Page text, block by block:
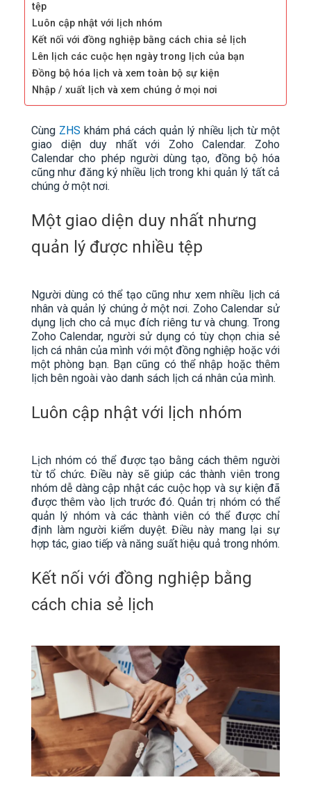
tệp
Luôn cập nhật với lịch nhóm
Kết nối với đồng nghiệp bằng cách chia sẻ lịch
Lên lịch các cuộc hẹn ngày trong lịch của bạn
Đồng bộ hóa lịch và xem toàn bộ sự kiện
Nhập / xuất lịch và xem chúng ở mọi nơi
Cùng ZHS khám phá cách quản lý nhiều lịch từ một
giao diện duy nhất với Zoho Calendar. Zoho
Calendar cho phép người dùng tạo, đồng bộ hóa
cũng như đăng ký nhiều lịch trong khi quản lý tất cả
chúng ở một nơi.
Một giao diện duy nhất nhưng
quản lý được nhiều tệp
Người dùng có thể tạo cũng như xem nhiều lịch cá
nhân và quản lý chúng ở một nơi. Zoho Calendar sử
dụng lịch cho cả mục đích riêng tư và chung. Trong
Zoho Calendar, người sử dụng có tùy chọn chia sẻ
lịch cá nhân của mình với một đồng nghiệp hoặc với
một phòng bạn. Bạn cũng có thể nhập hoặc thêm
lịch bên ngoài vào danh sách lịch cá nhân của mình.
Luôn cập nhật với lịch nhóm
Lịch nhóm có thể được tạo bằng cách thêm người
từ tổ chức. Điều này sẽ giúp các thành viên trong
nhóm dễ dàng cập nhật các cuộc họp và sự kiện đã
được thêm vào lịch trước đó. Quản trị nhóm có thể
quản lý nhóm và các thành viên có thể được chỉ
định làm người kiểm duyệt. Điều này mang lại sự
hợp tác, giao tiếp và năng suất hiệu quả trong nhóm.
Kết nối với đồng nghiệp bằng
cách chia sẻ lịch